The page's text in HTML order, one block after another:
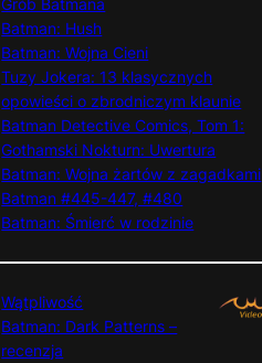
Batman: Hush
Batman: Wojna Cieni
Tuzy Jokera: 13 klasycznych
opowieści o zbrodniczym klaunie
Batman Detective Comics, Tom 1:
Gothamski Nokturn: Uwertura
Batman: Wojna żartów z zagadkami
Batman #445-447, #480
Batman: Śmierć w rodzinie
Wątpliwość
Batman: Dark Patterns –
recenzja